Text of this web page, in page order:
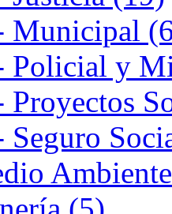
Municipal
Policial y
Proyectos
Seguro